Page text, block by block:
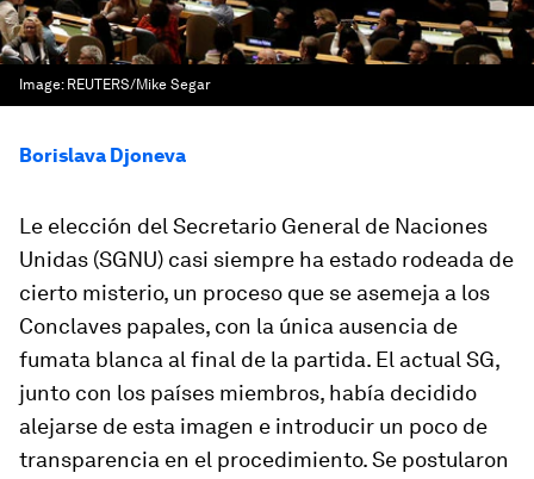
Image: REUTERS/Mike Segar
Borislava Djoneva
Le elección del Secretario General de Naciones
Unidas (SGNU) casi siempre ha estado rodeada de
cierto misterio, un proceso que se asemeja a los
Conclaves papales, con la única ausencia de
fumata blanca al final de la partida. El actual SG,
junto con los países miembros, había decidido
alejarse de esta imagen e introducir un poco de
transparencia en el procedimiento. Se postularon